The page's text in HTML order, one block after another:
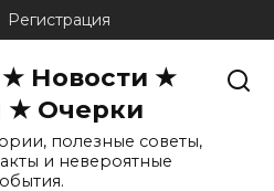
Новости ★
★ Очерки
полезные советы,
и невероятные
Регистрация